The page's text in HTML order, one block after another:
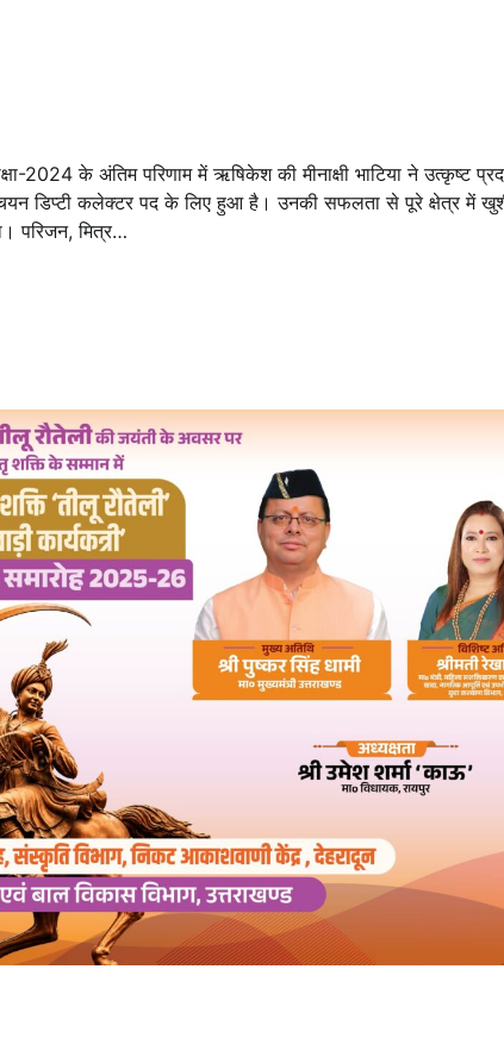
2024 के अंतिम परिणाम में ऋषिकेश की मीनाक्षी भाटिया ने उत्कृष्ट
डिप्टी कलेक्टर पद के लिए हुआ है। उनकी सफलता से पूरे क्षेत्र में
परिजन, मित्र…